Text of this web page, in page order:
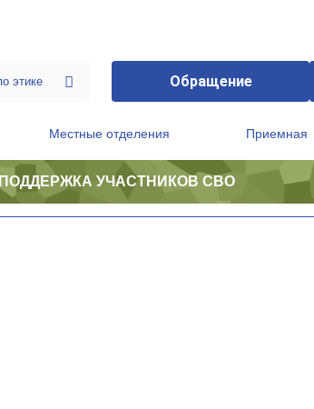
Обращение
Местные отделения Приемная
ПОДДЕРЖКА УЧАСТНИКОВ СВО